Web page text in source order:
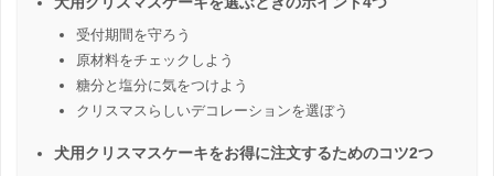
受付期間を守ろう
原材料をチェックしよう
糖分と塩分に気をつけよう
クリスマスらしいデコレーションを選ぼう
犬用クリスマスケーキをお得に注文するためのコツ2つ